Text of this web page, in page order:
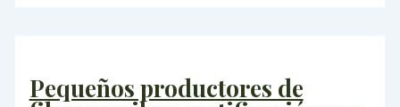
Pequeños productores de